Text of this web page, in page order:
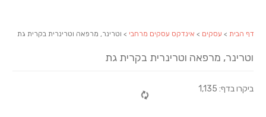
דף הבית > עסקים > אינדקס עסקים מרחבי > וטרינר, מרפאה וטרינרית בקרית גת
וטרינר, מרפאה וטרינרית בקרית גת
ביקרו בדף: 1,135